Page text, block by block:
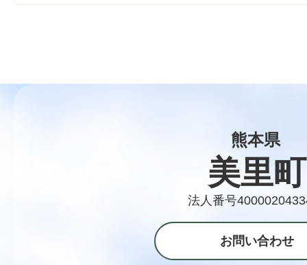
熊本県
美里町
法人番号
お問い合わせ